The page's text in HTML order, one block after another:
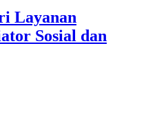
Layanan
Sosial dan